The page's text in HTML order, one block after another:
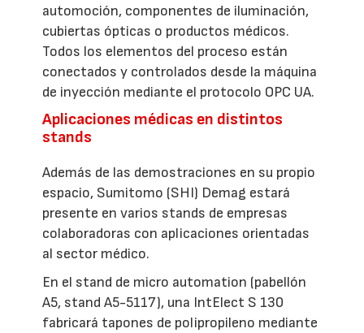
automoción, componentes de iluminación,
cubiertas ópticas o productos médicos.
Todos los elementos del proceso están
conectados y controlados desde la máquina
de inyección mediante el protocolo OPC UA.
Aplicaciones médicas en distintos
stands
Además de las demostraciones en su propio
espacio, Sumitomo (SHI) Demag estará
presente en varios stands de empresas
colaboradoras con aplicaciones orientadas
al sector médico.
En el stand de micro automation (pabellón
A5, stand A5-5117), una IntElect S 130
fabricará tapones de polipropileno mediante